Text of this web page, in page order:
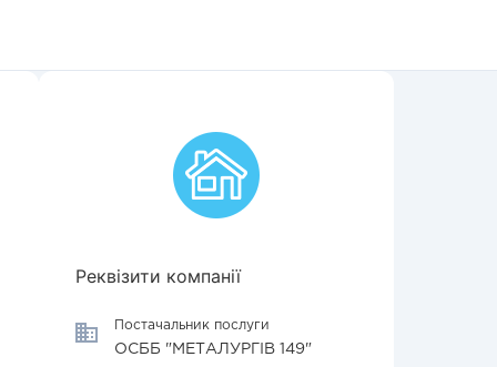
Реквізити компанії
Постачальник послуги
ОСББ "МЕТАЛУРГІВ 149"